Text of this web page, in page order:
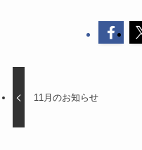
11月のお知らせ